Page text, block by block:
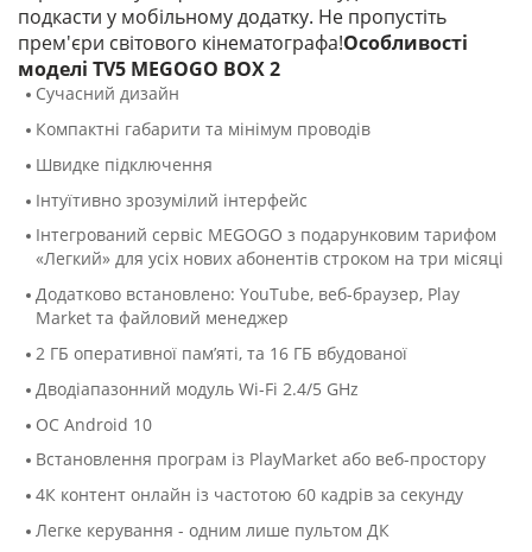
подкасти у мобільному додатку. Не пропустіть
прем'єри світового кінематографа!Особливості
моделі TV5 MEGOGO BOX 2
Сучасний дизайн
Компактні габарити та мінімум проводів
Швидке підключення
Інтуїтивно зрозумілий інтерфейс
Інтегрований сервіс MEGOGO з подарунковим тарифом
«Легкий» для усіх нових абонентів строком на три місяці
Додатково встановлено: YouTube, веб-браузер, Play
Market та файловий менеджер
2 ГБ оперативної пам’яті, та 16 ГБ вбудованої
Дводіапазонний модуль Wi-Fi 2.4/5 GHz
ОС Android 10
Встановлення програм із PlayMarket або веб-простору
4К контент онлайн із частотою 60 кадрів за секунду
Легке керування - одним лише пультом ДК